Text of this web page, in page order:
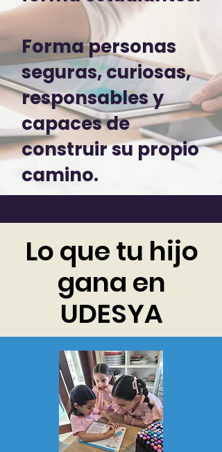
Forma personas
seguras, curiosas,
responsables y
capaces de
construir su propio
camino.
Lo que tu hijo
gana en
UDESYA